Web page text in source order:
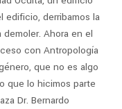
edificio, derribamos la
Ahora en el
con Antropología
que no es algo
que lo hicimos parte
Dr. Bernardo